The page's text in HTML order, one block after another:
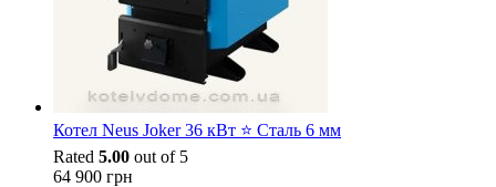
Котел Neus Joker 36 кВт ⭐ Сталь 6 мм
Rated 5.00 out of 5
64 900 грн